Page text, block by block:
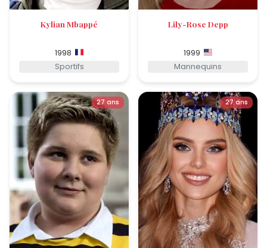
Kylian Mbappé
1998
Sportifs
Lily-Rose Depp
1999
Mannequins
27 ans 27 ans